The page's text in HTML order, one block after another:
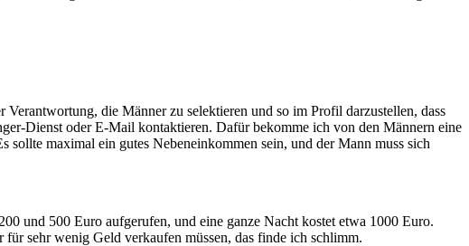
die Männer zu selektieren und so im Profil darzustellen, dass
Dienst oder E-Mail kontaktieren. Dafür bekomme ich von den Männern eine
maximal ein gutes Nebeneinkommen sein, und der Mann muss sich
und 500 Euro aufgerufen, und eine ganze Nacht kostet etwa 1000 Euro.
sehr wenig Geld verkaufen müssen, das finde ich schlimm.